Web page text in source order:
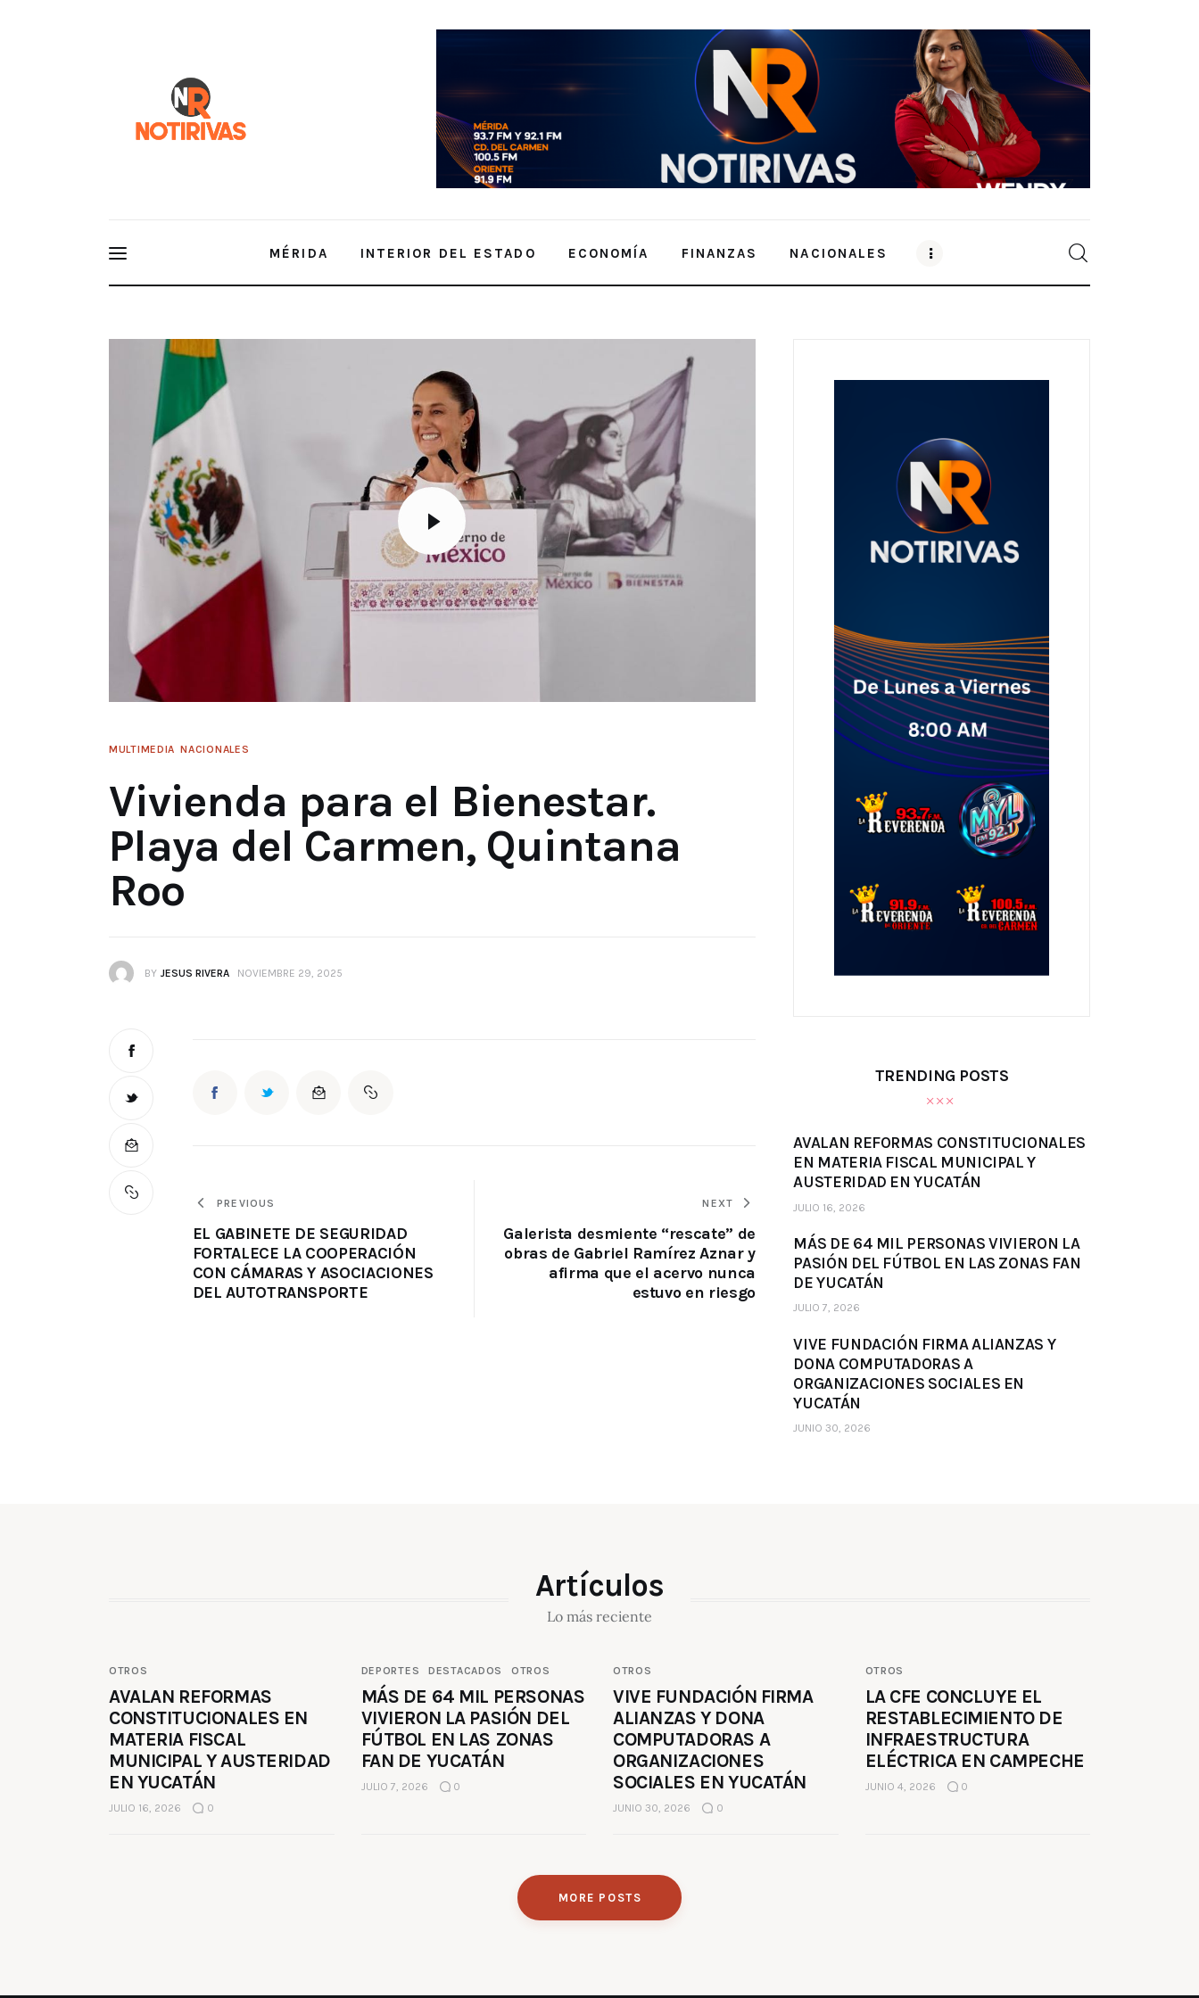
MÉRIDA INTERIOR DEL ESTADO ECONOMÍA FINANZAS NACIONALES
MULTIMEDIA NACIONALES
Vivienda para el Bienestar.
Playa del Carmen, Quintana
Roo
BY JESUS RIVERA NOVIEMBRE 29, 2025
PREVIOUS
EL GABINETE DE SEGURIDAD
FORTALECE LA COOPERACIÓN
CON CÁMARAS Y ASOCIACIONES
DEL AUTOTRANSPORTE
NEXT
Galerista desmiente “rescate” de
obras de Gabriel Ramírez Aznar y
afirma que el acervo nunca
estuvo en riesgo
TRENDING POSTS
AVALAN REFORMAS CONSTITUCIONALES
EN MATERIA FISCAL MUNICIPAL Y
AUSTERIDAD EN YUCATÁN
JULIO 16, 2026
MÁS DE 64 MIL PERSONAS VIVIERON LA
PASIÓN DEL FÚTBOL EN LAS ZONAS FAN
DE YUCATÁN
JULIO 7, 2026
VIVE FUNDACIÓN FIRMA ALIANZAS Y
DONA COMPUTADORAS A
ORGANIZACIONES SOCIALES EN
YUCATÁN
JUNIO 30, 2026
Artículos
Lo más reciente
OTROS
AVALAN REFORMAS
CONSTITUCIONALES EN
MATERIA FISCAL
MUNICIPAL Y AUSTERIDAD
EN YUCATÁN
JULIO 16, 2026 0
DEPORTES DESTACADOS OTROS
MÁS DE 64 MIL PERSONAS
VIVIERON LA PASIÓN DEL
FÚTBOL EN LAS ZONAS
FAN DE YUCATÁN
JULIO 7, 2026 0
OTROS
VIVE FUNDACIÓN FIRMA
ALIANZAS Y DONA
COMPUTADORAS A
ORGANIZACIONES
SOCIALES EN YUCATÁN
JUNIO 30, 2026 0
OTROS
LA CFE CONCLUYE EL
RESTABLECIMIENTO DE
INFRAESTRUCTURA
ELÉCTRICA EN CAMPECHE
JUNIO 4, 2026 0
MORE POSTS